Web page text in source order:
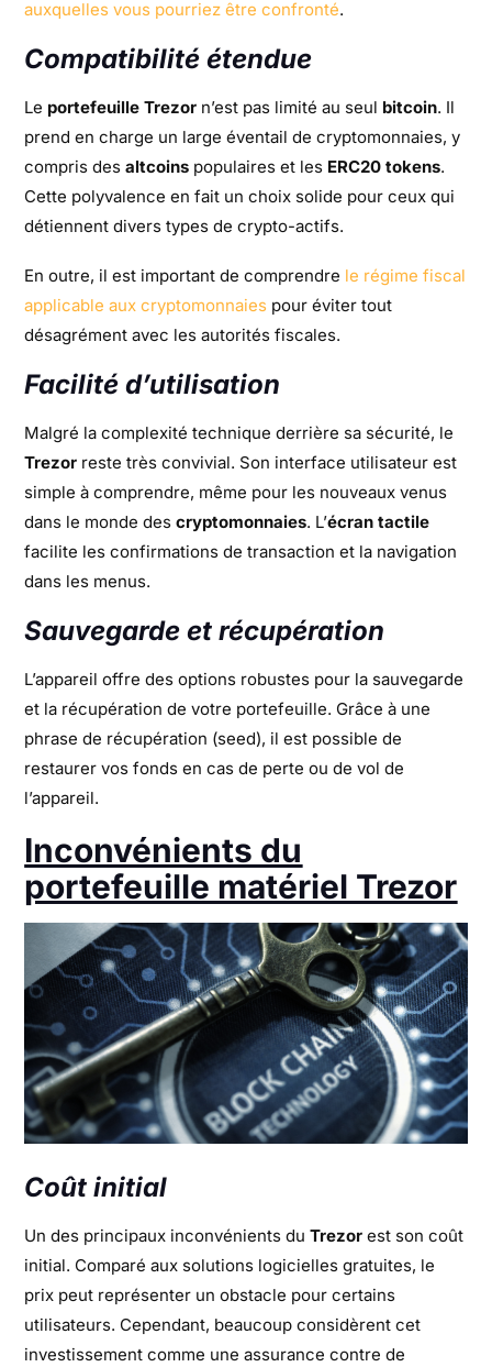
auxquelles vous pourriez être confronté.
Compatibilité étendue
Le portefeuille Trezor n’est pas limité au seul bitcoin. Il
prend en charge un large éventail de cryptomonnaies, y
compris desaltcoins populaires et les ERC20 tokens.
Cette polyvalence en fait un choix solide pour ceux qui
détiennent divers types de crypto-actifs.
En outre, il est important de comprendre le régime fiscal
applicable aux cryptomonnaies pour éviter tout
désagrément avec les autorités fiscales.
Facilité d’utilisation
Malgré la complexité technique derrière sa sécurité, le
Trezor reste très convivial. Son interface utilisateur est
simple à comprendre, même pour les nouveaux venus
dans le monde descryptomonnaies. L’écran tactile
facilite les confirmations de transaction et la navigation
dans les menus.
Sauvegarde et récupération
L’appareil offre des options robustes pour la sauvegarde
et la récupération de votre portefeuille. Grâce à une
phrase de récupération (seed), il est possible de
restaurer vos fonds en cas de perte ou de vol de
l’appareil.
Inconvénients du
portefeuille matériel Trezor
Coût initial
Un des principaux inconvénients duTrezor est son coût
initial. Comparé aux solutions logicielles gratuites, le
prix peut représenter un obstacle pour certains
utilisateurs. Cependant, beaucoup considèrent cet
investissement comme une assurance contre de